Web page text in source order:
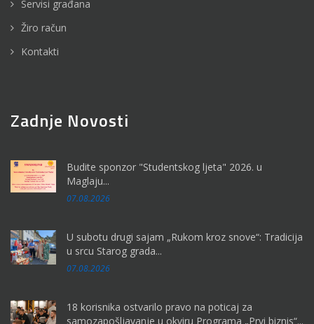
Servisi građana
Žiro račun
Kontakti
Zadnje Novosti
Budite sponzor "Studentskog ljeta" 2026. u
Maglaju...
07.08.2026
U subotu drugi sajam „Rukom kroz snove“: Tradicija
u srcu Starog grada...
07.08.2026
18 korisnika ostvarilo pravo na poticaj za
samozapošljavanje u okviru Programa „Prvi biznis“...